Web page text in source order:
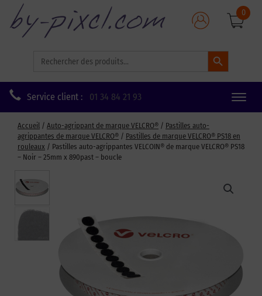
for:
Search Button
0
Service client : 01 34 84 21 93
Toggle
Accueil / Auto-agrippant de marque VELCRO® / Pastilles auto-
agrippantes de marque VELCRO® / Pastilles de marque VELCRO® PS18 en
rouleaux / Pastilles auto-agrippantes VELCOIN® de marque VELCRO® PS18
– Noir – 25mm x 890past – boucle